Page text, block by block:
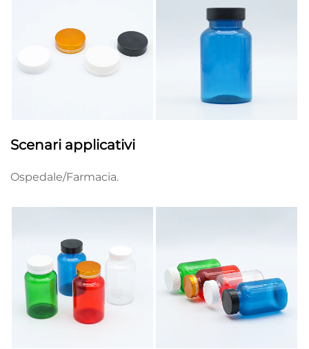
Scenari applicativi
Ospedale/Farmacia.